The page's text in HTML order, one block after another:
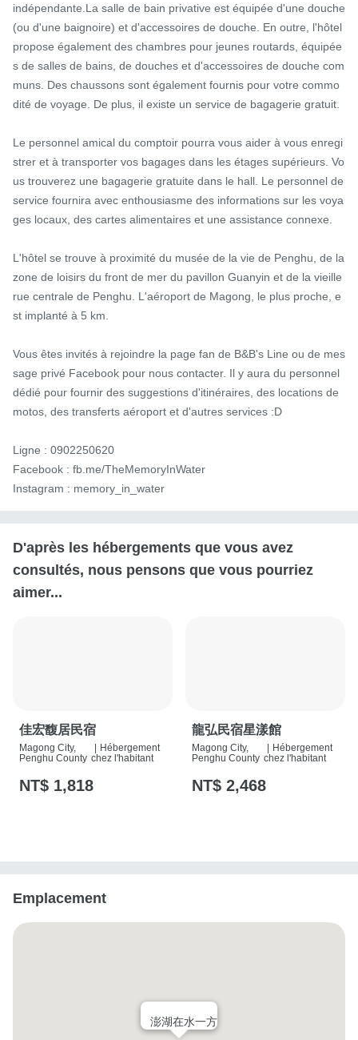
indépendante.La salle de bain privative est équipée d'une douche
(ou d'une baignoire) et d'accessoires de douche. En outre, l'hôtel
propose également des chambres pour jeunes routards, équipée
s de salles de bains, de douches et d'accessoires de douche com
muns. Des chaussons sont également fournis pour votre commo
dité de voyage. De plus, il existe un service de bagagerie gratuit.
Le personnel amical du comptoir pourra vous aider à vous enregi
strer et à transporter vos bagages dans les étages supérieurs. Vo
us trouverez une bagagerie gratuite dans le hall. Le personnel de
service fournira avec enthousiasme des informations sur les voya
ges locaux, des cartes alimentaires et une assistance connexe.
L'hôtel se trouve à proximité du musée de la vie de Penghu, de la
zone de loisirs du front de mer du pavillon Guanyin et de la vieille
rue centrale de Penghu. L'aéroport de Magong, le plus proche, e
st implanté à 5 km.
Vous êtes invités à rejoindre la page fan de B&B's Line ou de mes
sage privé Facebook pour nous contacter. Il y aura du personnel
dédié pour fournir des suggestions d'itinéraires, des locations de
motos, des transferts aéroport et d'autres services :D
Ligne : 0902250620
Facebook : fb.me/TheMemoryInWater
Instagram : memory_in_water
D'après les hébergements que vous avez
consultés, nous pensons que vous pourriez
aimer...
佳宏馥居民宿
Magong City,
Penghu County
Hébergement
chez l'habitant
NT$ 1,818
龍弘民宿星漾館
Magong City,
Penghu County
Hébergement
chez l'habitant
NT$ 2,468
Emplacement
澎湖在水一方